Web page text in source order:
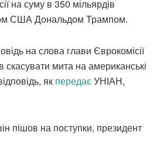
на суму в 350 мільярдів
США Дональдом Трампом.
на слова глави Єврокомісії
мита на американські
як передаєУНІАН,
пішов на поступки, президент